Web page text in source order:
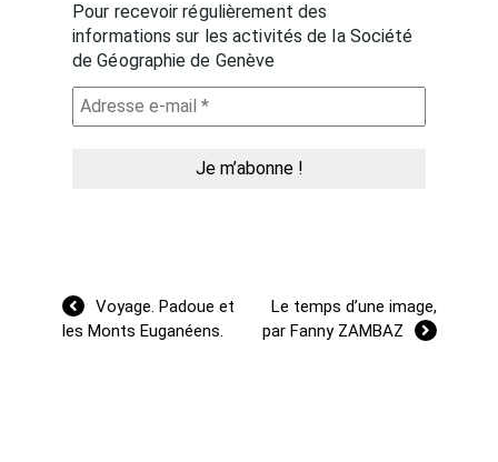
Pour recevoir régulièrement des
informations sur les activités de la Société
de Géographie de Genève
Navigation
de
Voyage. Padoue et
les Monts Euganéens.
Le temps d’une image,
par Fanny ZAMBAZ